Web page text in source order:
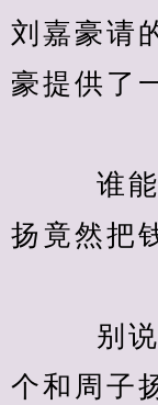
刘嘉豪请
豪提供了
谁能想
扬竟然把
别说是
个和周子